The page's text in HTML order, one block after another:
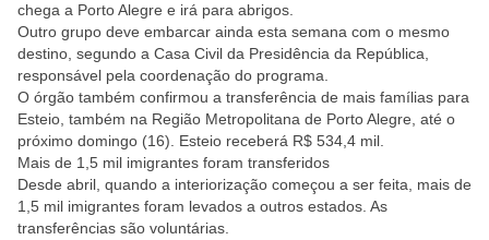
chega a Porto Alegre e irá para abrigos.
Outro grupo deve embarcar ainda esta semana com o mesmo
destino, segundo a Casa Civil da Presidência da República,
responsável pela coordenação do programa.
O órgão também confirmou a transferência de mais famílias para
Esteio, também na Região Metropolitana de Porto Alegre, até o
próximo domingo (16). Esteio receberá R$ 534,4 mil.
Mais de 1,5 mil imigrantes foram transferidos
Desde abril, quando a interiorização começou a ser feita, mais de
1,5 mil imigrantes foram levados a outros estados. As
transferências são voluntárias.